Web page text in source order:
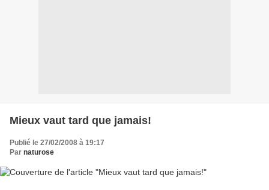
Mieux vaut tard que jamais!
Publié le 27/02/2008 à 19:17
Par naturose